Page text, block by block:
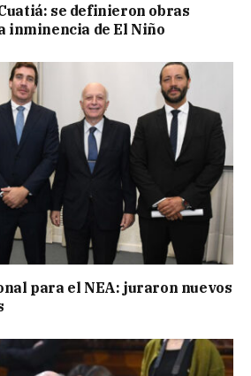
se definieron obras
inminencia de El Niño
para el NEA: juraron nuevos